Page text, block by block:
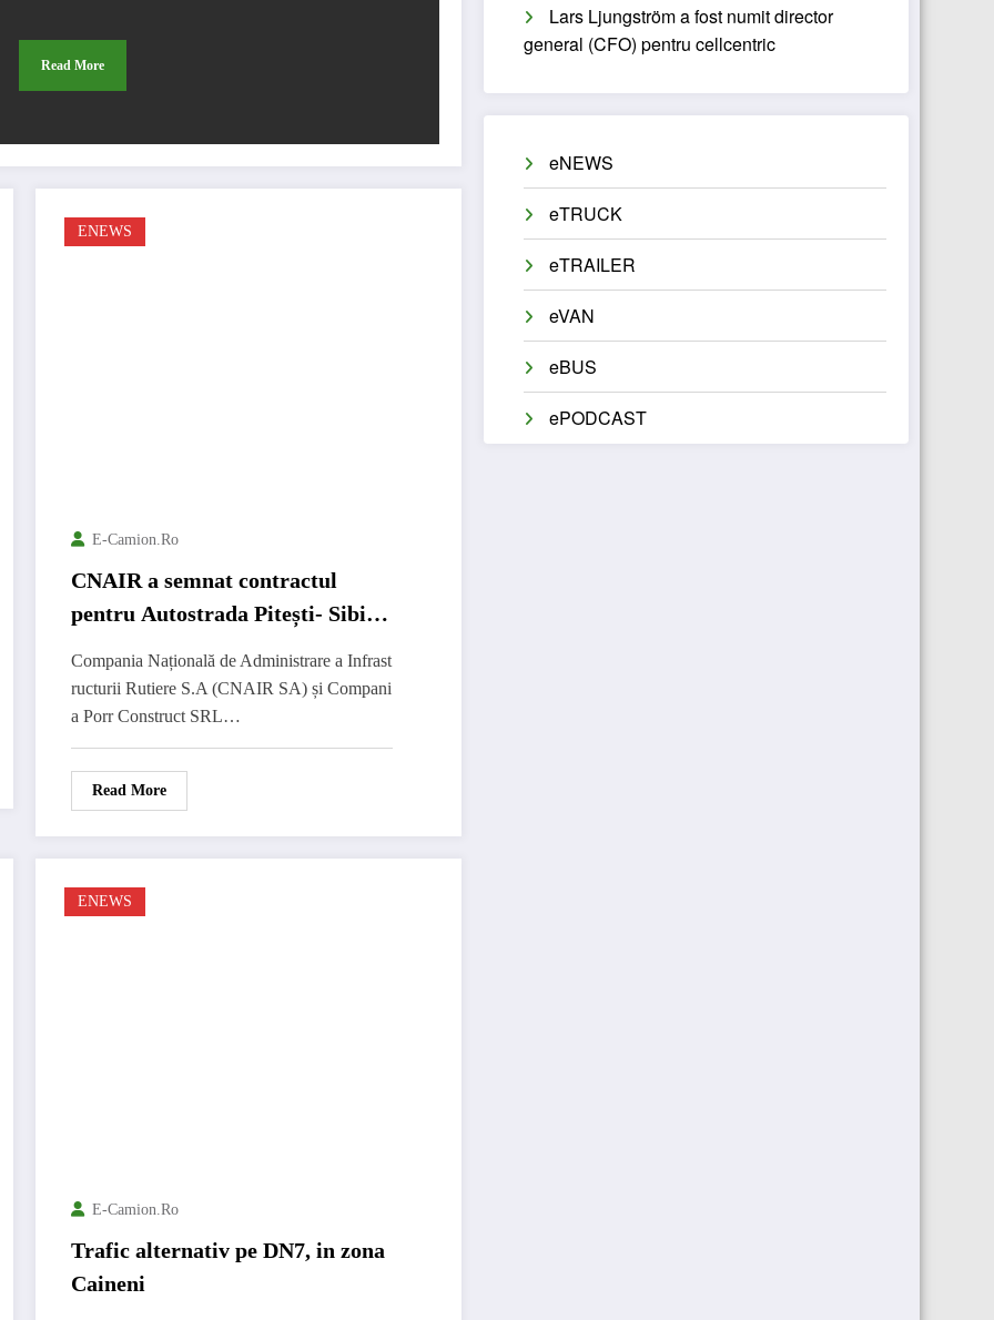
Read More
ENEWS
E-Camion.ro
CNAIR a semnat contractul
pentru Autostrada Pitești- Sibiu,
Compania Națională de Administrare a Infrast
ructurii Rutiere S.A (CNAIR SA) și Compani
a Porr Construct SRL…
Read More
ENEWS
E-Camion.ro
Trafic alternativ pe DN7, in zona
Caineni
Lars Ljungström a fost numit director
general (CFO) pentru cellcentric
eNEWS
eTRUCK
eTRAILER
eVAN
eBUS
ePODCAST